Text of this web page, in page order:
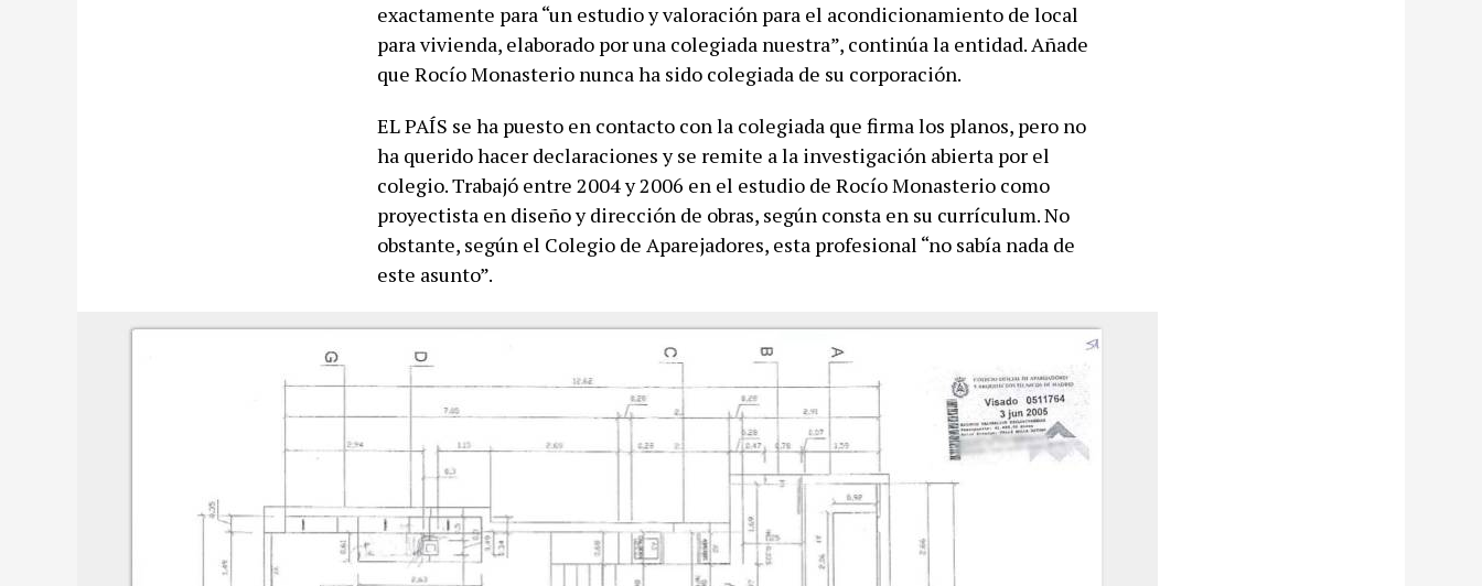
exactamente para “un estudio y valoración para el acondicionamiento de local
para vivienda, elaborado por una colegiada nuestra”, continúa la entidad. Añade
que Rocío Monasterio nunca ha sido colegiada de su corporación.
EL PAÍS se ha puesto en contacto con la colegiada que firma los planos, pero no
ha querido hacer declaraciones y se remite a la investigación abierta por el
colegio. Trabajó entre 2004 y 2006 en el estudio de Rocío Monasterio como
proyectista en diseño y dirección de obras, según consta en su currículum. No
obstante, según el Colegio de Aparejadores, esta profesional “no sabía nada de
este asunto”.